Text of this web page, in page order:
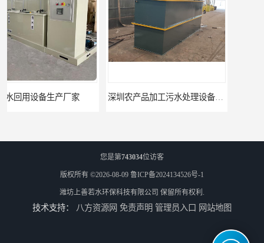
深圳农产品加工污水处理设备厂家
您是第743034位访客
版权所有 ©2026-08-09 鲁ICP备2024134526号-1
潍坊上善若水环保科技有限公司 保留所有权利.
技术支持： 八方资源网 免责声明 管理员入口 网站地图